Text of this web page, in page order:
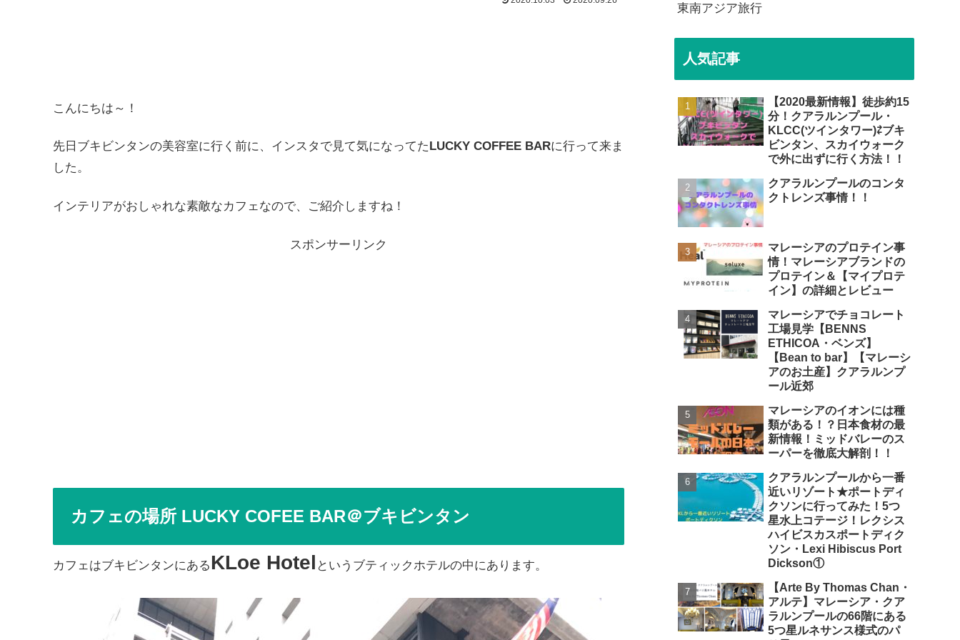
こんにちは～！
先日ブキビンタンの美容室に行く前に、インスタで見て気になってた LUCKY COFFEE BARに行って来ま
した。
インテリアがおしゃれな素敵なカフェなので、ご紹介しますね！
スポンサーリンク
カフェの場所 LUCKY COFEE BAR＠ブキビンタン
カフェはブキビンタンにあるKLoe Hotel というブティックホテルの中にあります。
東南アジア旅行
人気記事
【2020最新情報】徒歩約15
分！クアラルンプール・
KLCC(ツインタワー)⇄ブキ
ビンタン、スカイウォーク
で外に出ずに行く方法！！
クアラルンプールのコンタ
クトレンズ事情！！
マレーシアのプロテイン事
情！マレーシアブランドの
プロテイン＆【マイプロテ
イン】の詳細とレビュー
マレーシアでチョコレート
工場見学【BENNS
ETHICOA・ベンズ】
【Bean to bar】【マレーシ
アのお土産】クアラルンプ
ール近郊
マレーシアのイオンには種
類がある！？日本食材の最
新情報！ミッドバレーのス
ーパーを徹底大解剖！！
クアラルンプールから一番
近いリゾート★ポートディ
クソンに行ってみた！5つ
星水上コテージ！レクシス
ハイビスカスポートディク
ソン・Lexi Hibiscus Port
Dickson①
【Arte By Thomas Chan・
アルテ】マレーシア・クア
ラルンプールの66階にある
5つ星ルネサンス様式のパ